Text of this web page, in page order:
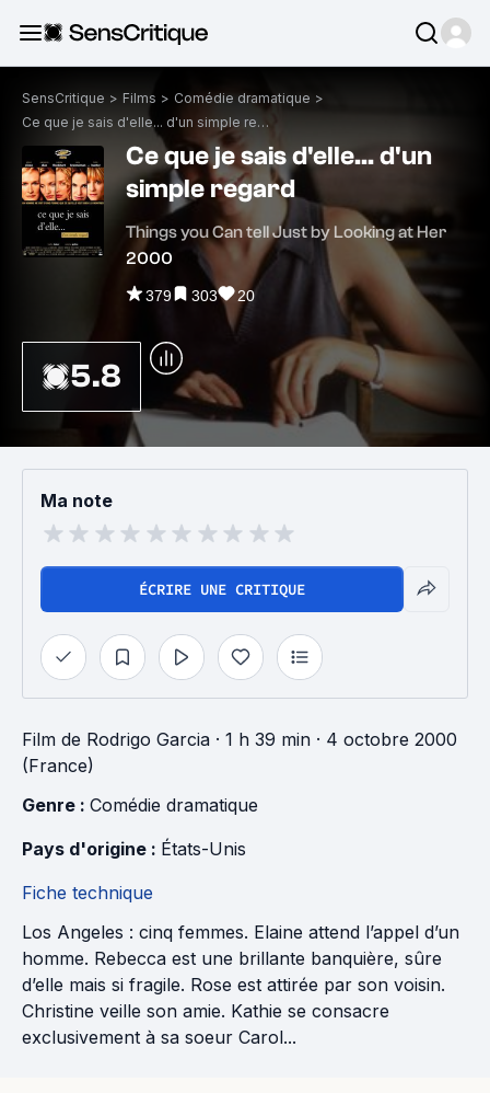
SensCritique > Films > Comédie dramatique >
Ce que je sais d'elle... d'un simple regard
Ce que je sais d'elle... d'un
simple regard
Things you Can tell Just by Looking at Her
2000
379 303 20
5.8
Ma note
ÉCRIRE UNE CRITIQUE
Film de Rodrigo Garcia · 1 h 39 min · 4 octobre 2000
(France)
Genre : Comédie dramatique
Pays d'origine : États-Unis
Fiche technique
Los Angeles : cinq femmes. Elaine attend l’appel d’un
homme. Rebecca est une brillante banquière, sûre
d’elle mais si fragile. Rose est attirée par son voisin.
Christine veille son amie. Kathie se consacre
exclusivement à sa soeur Carol...